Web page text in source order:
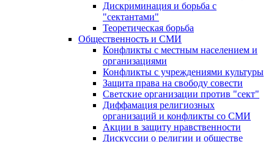
Дискриминация и борьба с
"сектантами"
Теоретическая борьба
Общественность и СМИ
Конфликты с местным населением и
организациями
Конфликты с учреждениями культуры
Защита права на свободу совести
Светские организации против "сект"
Диффамация религиозных
организаций и конфликты со СМИ
Акции в защиту нравственности
Дискуссии о религии и обществе